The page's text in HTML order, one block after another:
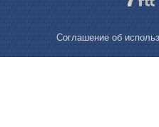
Соглашение об